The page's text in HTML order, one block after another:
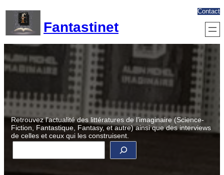
contenu
Fantastinet
Contact
Retrouvez l’actualité des littératures de l’imaginaire (Science-
Fiction, Fantastique, Fantasy, et autre) ainsi que des interviews
de celles et ceux qui les construisent.
R
c